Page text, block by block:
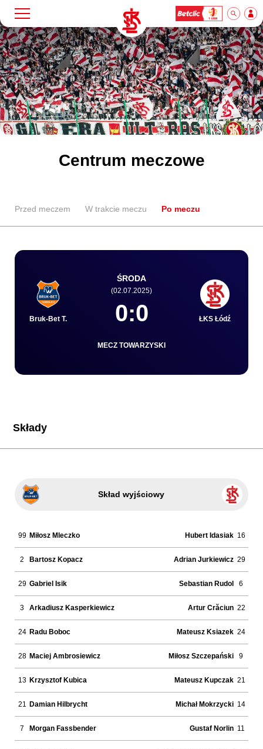
Klub
Mecze
Bilety
Biznes
Dla mediów
Kibice
SKLEP
Szukaj
Centrum meczowe
Przed meczem W trakcie meczu Po meczu
Bruk-Bet T.
ŚRODA
(02.07.2025)
0:0 ŁKS Łódź
MECZ TOWARZYSKI
Składy
Skład wyjściowy
99 Miłosz Mleczko
2 Bartosz Kopacz
29 Gabriel Isik
3 Arkadiusz Kasperkiewicz
24 Radu Boboc
28 Maciej Ambrosiewicz
13 Krzysztof Kubica
21 Damian Hilbrycht
7 Morgan Fassbender
Hubert Idasiak 16
Adrian Jurkiewicz 29
Sebastian Rudol 6
Artur Crăciun 22
Mateusz Ksiazek 24
Miłosz Szczepański 9
Mateusz Kupczak 21
Michał Mokrzycki 14
Gustaf Norlin 11